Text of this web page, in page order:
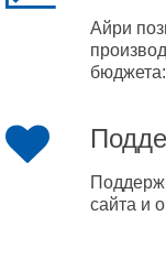
Айри
сайта и